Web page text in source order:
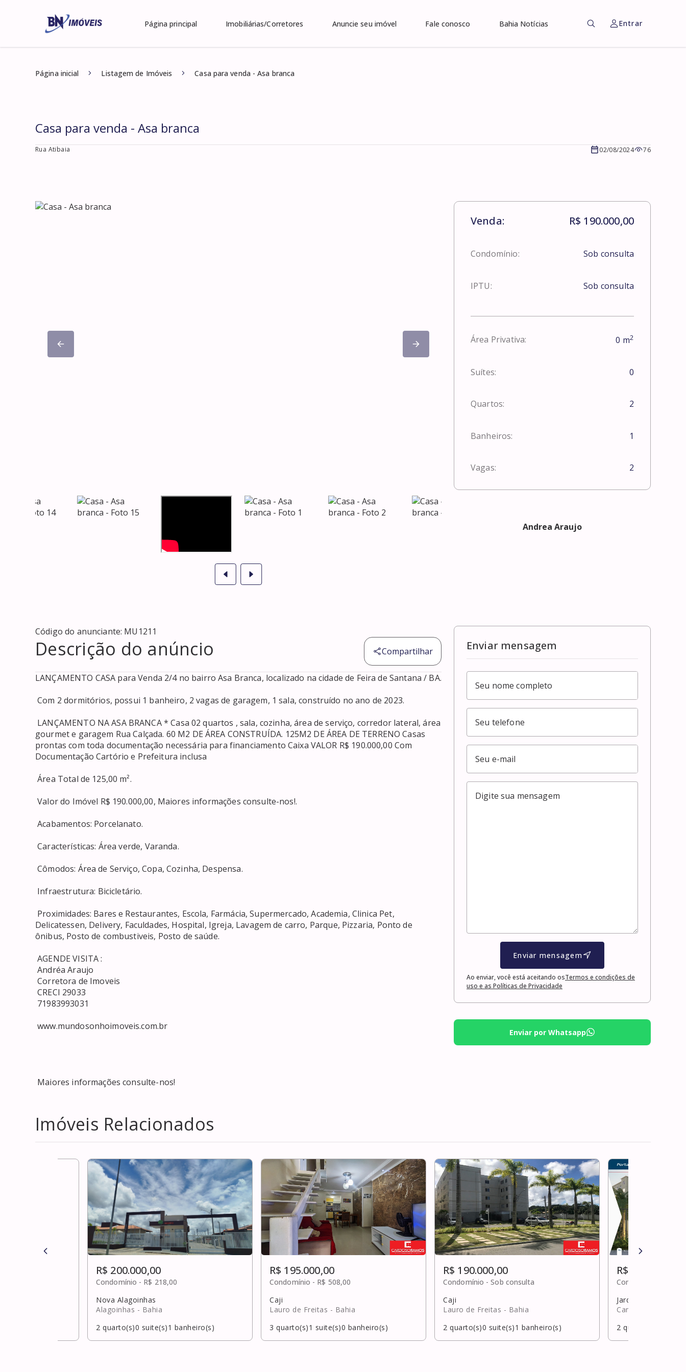
Página principal Imobiliárias/Corretores Anuncie seu imóvel Fale conosco Bahia Notícias Entrar
Página inicial Listagem de Imóveis Casa para venda - Asa branca
Casa para venda - Asa branca
Rua Atibaia 02/08/2024 76
Venda: R$ 190.000,00
Condomínio: Sob consulta
IPTU: Sob consulta
Área Privativa: 0 m2
Suítes: 0
Quartos: 2
Banheiros: 1
Vagas: 2
Andrea Araujo
Código do anunciante: MU1211
Descrição do anúncio Compartilhar
LANÇAMENTO CASA para Venda 2/4 no bairro Asa Branca, localizado na cidade de Feira de Santana / BA.
Com 2 dormitórios, possui 1 banheiro, 2 vagas de garagem, 1 sala, construído no ano de 2023.
gourmet e garagem Rua Calçada. 60 M2 DE ÁREA CONSTRUÍDA. 125M2 DE ÁREA DE TERRENO Casas
prontas com toda documentação necessária para financiamento Caixa VALOR R$ 190.000,00 Com
Documentação Cartório e Prefeitura inclusa
Área Total de 125,00 m².
Valor do Imóvel R$ 190.000,00, Maiores informações consulte-nos!.
Acabamentos: Porcelanato.
Características: Área verde, Varanda.
Cômodos: Área de Serviço, Copa, Cozinha, Despensa.
Delicatessen, Delivery, Faculdades, Hospital, Igreja, Lavagem de carro, Parque, Pizzaria, Ponto de
ônibus, Posto de combustiveis, Posto de saúde.
AGENDE VISITA :
Andréa Araujo
Corretora de Imoveis
CRECI 29033
www.mundosonhoimoveis.com.br
Maiores informações consulte-nos!
Enviar mensagem
Enviar mensagem
Ao enviar, você está aceitando osTermos e condições de
uso e as Políticas de Privacidade
Enviar por Whatsapp
Imóveis Relacionados
R$ 200.000,00
Condomínio - R$ 218,00
Nova Alagoinhas
Alagoinhas - Bahia
2 quarto(s)0 suite(s)1 banheiro(s)
R$ 195.000,00
Condomínio - R$ 508,00
Caji
Lauro de Freitas - Bahia
3 quarto(s)1 suite(s)0 banheiro(s)
R$ 190.000,00
Condomínio -Sob consulta
Caji
Lauro de Freitas - Bahia
2 quarto(s)0 suite(s)1 banheiro(s)
R$ 190.329,00
Condomínio -
Jardim limoeiro
Camaçari
2 quarto(s)